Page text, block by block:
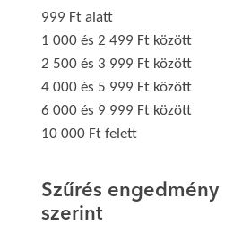
999 Ft alatt
1 000 és 2 499 Ft között
2 500 és 3 999 Ft között
4 000 és 5 999 Ft között
6 000 és 9 999 Ft között
10 000 Ft felett
Szűrés engedmény
szerint